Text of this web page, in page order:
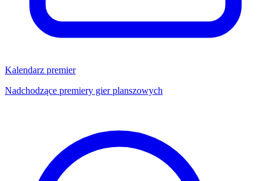
Kalendarz premier
Nadchodzące premiery gier planszowych